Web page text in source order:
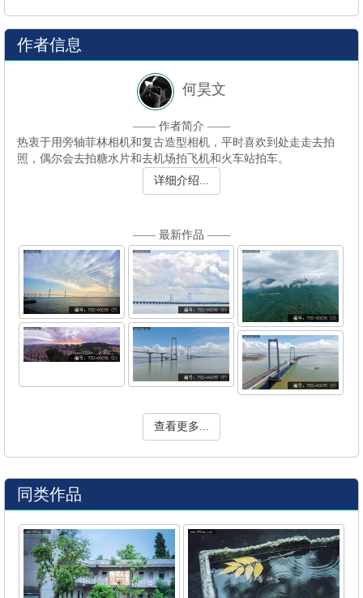
作者信息
何昊文
—— 作者简介 ——
照，偶尔会去拍糖水片和去机场拍飞机和火车站拍车。
详细介绍...
—— 最新作品 ——
查看更多...
同类作品